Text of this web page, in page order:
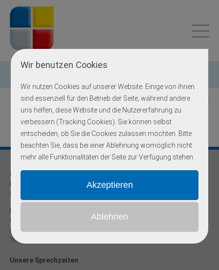
Wir benutzen Cookies
Wir nutzen Cookies auf unserer Website. Einige von ihnen
sind essenziell für den Betrieb der Seite, während andere
uns helfen, diese Website und die Nutzererfahrung zu
verbessern (Tracking Cookies). Sie können selbst
entscheiden, ob Sie die Cookies zulassen möchten. Bitte
beachten Sie, dass bei einer Ablehnung womöglich nicht
mehr alle Funktionalitäten der Seite zur Verfügung stehen.
Zurück zur Übersicht
Praxis für
Humangenetik und Prävention
Onkogenetische Schwerpunktpraxis
Dr. med Robert Hering
Facharzt für Humangenetik
Reinsburgstr. 13
70178 Stuttgart
Unsere Sprechzeiten